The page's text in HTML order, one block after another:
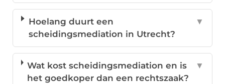
Hoelang duurt een
scheidingsmediation in Utrecht?
▼
Wat kost scheidingsmediation en is
het goedkoper dan een rechtszaak?
▼